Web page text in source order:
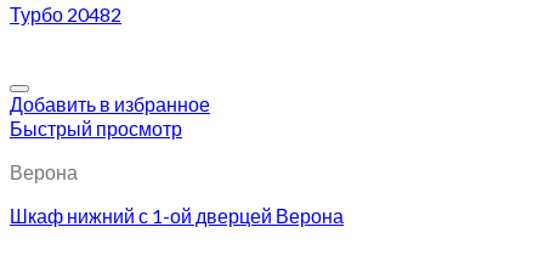
Турбо 20482
Добавить в избранное
Быстрый просмотр
Верона
Шкаф нижний с 1-ой дверцей Верона